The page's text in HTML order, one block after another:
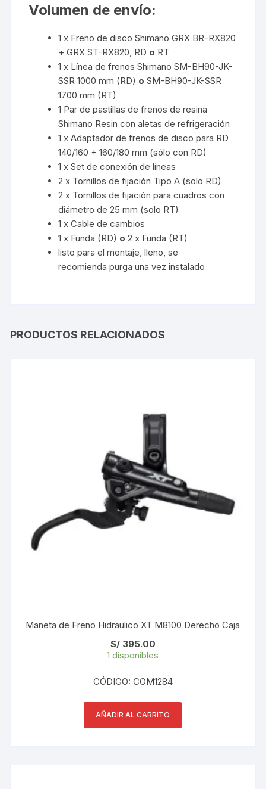
Volumen de envío:
1 x Freno de disco Shimano GRX BR-RX820
+ GRX ST-RX820, RD o RT
1 x Línea de frenos Shimano SM-BH90-JK-
SSR 1000 mm (RD) o SM-BH90-JK-SSR
1700 mm (RT)
1 Par de pastillas de frenos de resina
Shimano Resin con aletas de refrigeración
1 x Adaptador de frenos de disco para RD
140/160 + 160/180 mm (sólo con RD)
1 x Set de conexión de líneas
2 x Tornillos de fijación Tipo A (solo RD)
2 x Tornillos de fijación para cuadros con
diámetro de 25 mm (solo RT)
1 x Cable de cambios
1 x Funda (RD) o 2 x Funda (RT)
listo para el montaje, lleno, se
recomiendapurga una vez instalado
PRODUCTOS RELACIONADOS
Maneta de Freno Hidraulico XT M8100 Derecho Caja
S/395.00
1 disponibles
CÓDIGO: COM1284
AÑADIR AL CARRITO